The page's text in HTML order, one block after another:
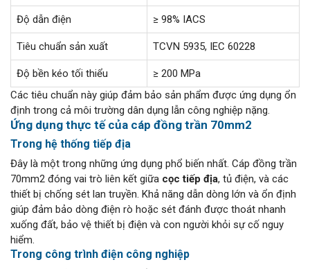
Độ dẫn điện ≥ 98% IACS
Tiêu chuẩn sản xuất TCVN 5935, IEC 60228
Độ bền kéo tối thiểu
≥ 200 MPa
Các tiêu chuẩn này giúp đảm bảo sản phẩm được ứng dụng ổn
định trong cả môi trường dân dụng lẫn công nghiệp nặng.
Ứng dụng thực tế của cáp đồng trần 70mm2
Trong hệ thống tiếp địa
Đây là một trong những ứng dụng phổ biến nhất. Cáp đồng trần
70mm2 đóng vai trò liên kết giữa cọc tiếp địa, tủ điện, và các
thiết bị chống sét lan truyền. Khả năng dẫn dòng lớn và ổn định
giúp đảm bảo dòng điện rò hoặc sét đánh được thoát nhanh
xuống đất, bảo vệ thiết bị điện và con người khỏi sự cố nguy
hiểm.
Trong công trình điện công nghiệp